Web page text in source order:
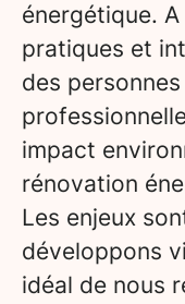
énergétique.
pratiques et
des
impact
rénovation
Les enjeux
développons
idéal de nous